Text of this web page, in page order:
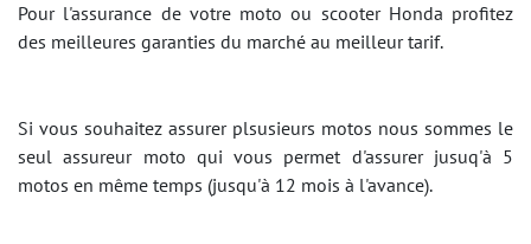
Pour l'assurance de votre moto ou scooter Honda profitez
des meilleures garanties du marché au meilleur tarif.
Si vous souhaitez assurer plsusieurs motos nous sommes le
seul assureur moto qui vous permet d'assurer jusuq'à 5
motos en même temps (jusqu'à 12 mois à l'avance).